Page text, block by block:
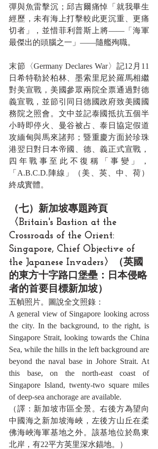
彈與魚雷擊沉；邱吉爾痛悼「就我畢生
經歷，未有海上打擊較此更沉重、更痛
切者」，並惜菲利普斯上將——「海軍
最傑出的頭腦之一」——隨艦殉職。
末節〈Germany Declares War〉記12月11
日希特勒於柏林、墨索里尼於羅馬相繼
對美宣戰，美國參眾兩院全票通過對德
義宣戰，並節引同日德國政府致美國國
務院之照會。文中並記泰國抵抗五個半
小時即停火、曼谷被占、泰日協定假道
攻緬甸與馬來諸邦；暨重慶方面於珍珠
港翌日對日本帝國、德、義正式宣戰，
四年戰事至此不復稱「事變」，
「A.B.C.D.陣線」（美、英、中、荷）
終成實體。
（七）新加坡專題跨頁
〈Britain's Bastion at the
Crossroads of the Orient:
Singapore, Chief Objective of
the Japanese Invaders〉（英國
的東方十字路口堡壘：日本侵略
者的首要目標新加坡）
五幀照片。圖說全文照錄：
A general view of Singapore looking across
the city. In the background, to the right, is
Singapore Strait, looking towards the China
Sea, while the hills in the left background are
beyond the naval base in Johore Strait. At
this base, on the north-east coast of
Singapore Island, twenty-two square miles
of deep-sea anchorage are available.
（譯：新加坡市區全景。右後方為望向
中國海之新加坡海峽，左後方山丘在柔
佛海峽海軍基地之外。該基地位於島東
北岸，有22平方英里深水錨地。）